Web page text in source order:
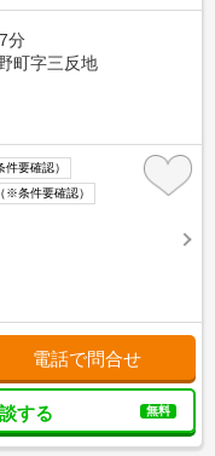
分
町字三反地
要確認）
※条件要確認）
電話で問合せ
する 無料